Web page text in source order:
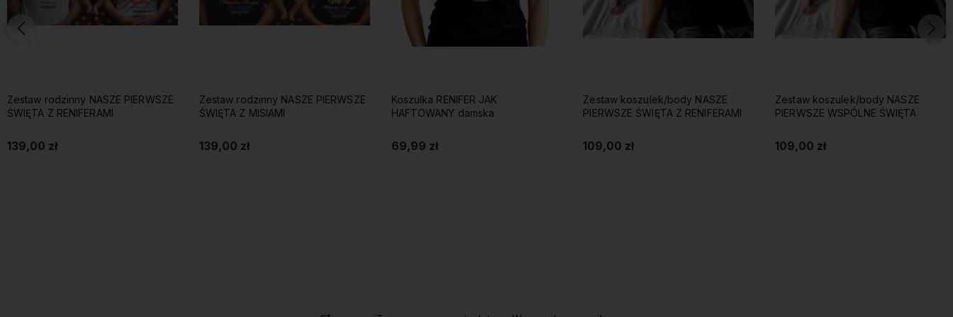
Zestaw rodzinny NASZE PIERWSZE
ŚWIĘTA Z RENIFERAMI
139,00 zł
Zestaw rodzinny NASZE PIERWSZE
ŚWIĘTA Z MISIAMI
139,00 zł
Koszulka RENIFER JAK
HAFTOWANY damska
69,99 zł
Zestaw koszulek/body NASZE
PIERWSZE ŚWIĘTA Z RENIFERAMI
109,00 zł
Zestaw koszulek/body NASZE
PIERWSZE WSPÓLNE ŚWIĘTA
109,00 zł